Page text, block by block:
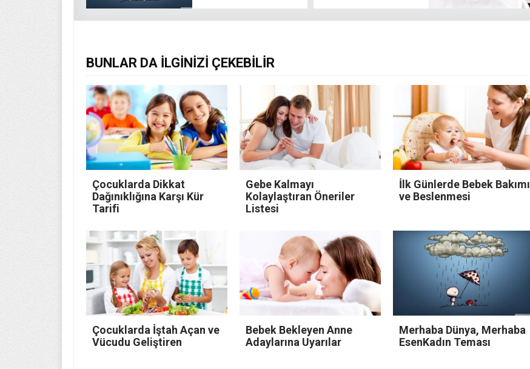
BUNLAR DA İLGİNİZİ ÇEKEBİLİR
Çocuklarda Dikkat
Dağınıklığına Karşı Kür
Tarifi
Gebe Kalmayı
Kolaylaştıran Öneriler
Listesi
İlk Günlerde Bebek Bakımı
ve Beslenmesi
Çocuklarda İştah Açan ve
Vücudu Geliştiren
Bebek Bekleyen Anne
Adaylarına Uyarılar
Merhaba Dünya, Merhaba
EsenKadın Teması